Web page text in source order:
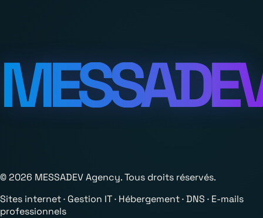
© 2026 MESSADEV Agency. Tous droits réservés.
Sites internet · Gestion IT · Hébergement · DNS · E-mails
professionnels